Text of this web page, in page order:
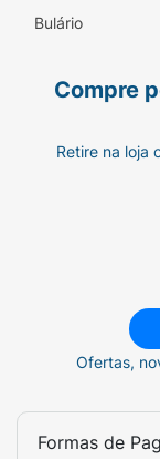
Bulário
Compre
Retire na loja
Ofertas,
Formas de